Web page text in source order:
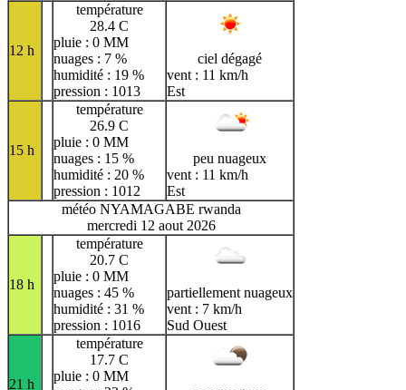
12 h
température
28.4 C
pluie : 0 MM
nuages : 7 %
humidité : 19 %
pression : 1013
ciel dégagé
vent : 11 km/h
Est
15 h
température
26.9 C
pluie : 0 MM
nuages : 15 %
humidité : 20 %
pression : 1012
peu nuageux
vent : 11 km/h
Est
météo NYAMAGABE rwanda
mercredi 12 aout 2026
18 h
température
20.7 C
pluie : 0 MM
nuages : 45 %
humidité : 31 %
pression : 1016
partiellement nuageux
vent : 7 km/h
Sud Ouest
21 h
température
17.7 C
pluie : 0 MM